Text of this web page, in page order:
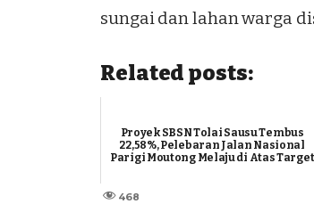
sungai dan lahan warga
Related posts:
Proyek SBSN Tolai Sausu Tembus
22,58%, Pelebaran Jalan Nasional
Parigi Moutong Melaju di Atas Target
468